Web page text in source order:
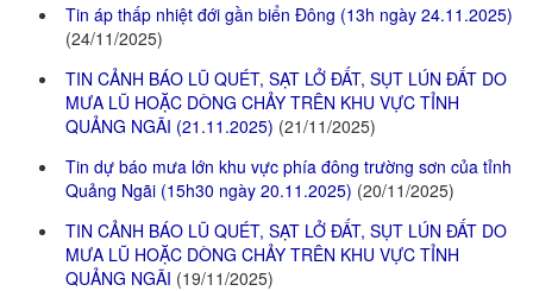
TÀI LIỆU VỀ PCTT
Kiến thức về PCTT
Tài liệu truyền thông
Phương án, Kế hoạch về Phòng, chống thiên tai
Quy hoạch thuỷ lợi
BẢN ĐỒ
Tin áp thấp nhiệt đới gần biển Đông (13h ngày 24.11.2025)
(24/11/2025)
TIN CẢNH BÁO LŨ QUÉT, SẠT LỞ ĐẤT, SỤT LÚN ĐẤT DO
MƯA LŨ HOẶC DÒNG CHẢY TRÊN KHU VỰC TỈNH
QUẢNG NGÃI (21.11.2025) (21/11/2025)
Tin dự báo mưa lớn khu vực phía đông trường sơn của tỉnh
Quảng Ngãi (15h30 ngày 20.11.2025) (20/11/2025)
TIN CẢNH BÁO LŨ QUÉT, SẠT LỞ ĐẤT, SỤT LÚN ĐẤT DO
MƯA LŨ HOẶC DÒNG CHẢY TRÊN KHU VỰC TỈNH
QUẢNG NGÃI (19/11/2025)